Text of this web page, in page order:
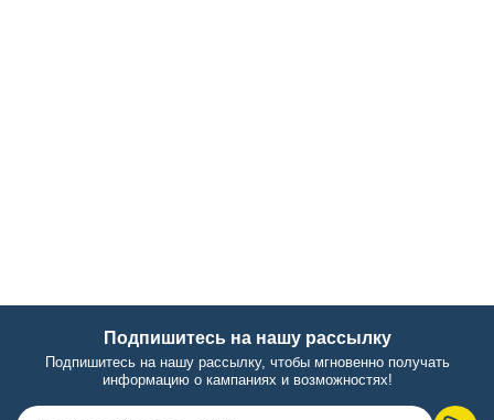
Подпишитесь на нашу рассылку
Подпишитесь на нашу рассылку, чтобы мгновенно получать
информацию о кампаниях и возможностях!